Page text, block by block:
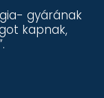
gyárának
kapnak,